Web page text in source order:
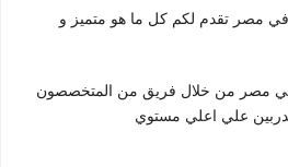
في مصر تقدم لكم كل ما هو متميز و
في مصر من خلال فريق من المتخصصون
علي اعلي مستوي